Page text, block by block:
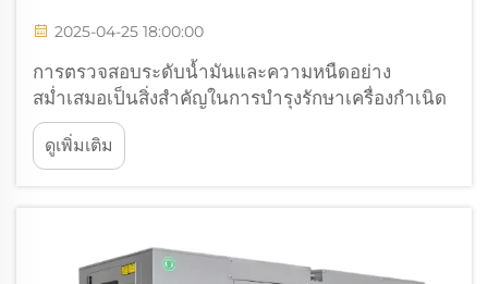
2025-04-25 18:00:00
การตรวจสอบระดับน้ำมันและความหนืดอย่าง
สม่ำเสมอเป็นสิ่งสำคัญในการบำรุงรักษาเครื่องกำเนิด
ไฟฟ้า การเติมน้ำมันให้ถูกต้องช่วยยืดอายุการใช้งาน
เครื่องยนต์ไม่ให้สึกหรอเร็วเกินไป การตรวจสอบระดับ
น้ำมันอย่างสม่ำเสมอจะช่วยให้มั่นใจได้ว่ามีน้ำมัน
ดูเพิ่มเติม